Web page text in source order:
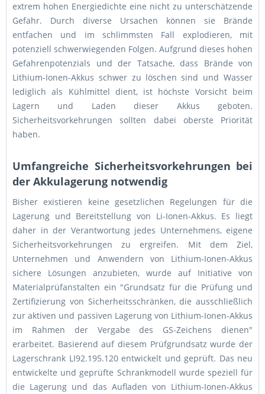
extrem hohen Energiedichte eine nicht zu unterschätzende
Gefahr. Durch diverse Ursachen können sie Brände
entfachen und im schlimmsten Fall explodieren, mit
potenziell schwerwiegenden Folgen. Aufgrund dieses hohen
Gefahrenpotenzials und der Tatsache, dass Brände von
Lithium-Ionen-Akkus schwer zu löschen sind und Wasser
lediglich als Kühlmittel dient, ist höchste Vorsicht beim
Lagern und Laden dieser Akkus geboten.
Sicherheitsvorkehrungen sollten dabei oberste Priorität
haben.
Umfangreiche Sicherheitsvorkehrungen bei
der Akkulagerung notwendig
Bisher existieren keine gesetzlichen Regelungen für die
Lagerung und Bereitstellung von Li-Ionen-Akkus. Es liegt
daher in der Verantwortung jedes Unternehmens, eigene
Sicherheitsvorkehrungen zu ergreifen. Mit dem Ziel,
Unternehmen und Anwendern von Lithium-Ionen-Akkus
sichere Lösungen anzubieten, wurde auf Initiative von
Materialprüfanstalten ein "Grundsatz für die Prüfung und
Zertifizierung von Sicherheitsschränken, die ausschließlich
zur aktiven und passiven Lagerung von Lithium-Ionen-Akkus
im Rahmen der Vergabe des GS-Zeichens dienen"
erarbeitet. Basierend auf diesem Prüfgrundsatz wurde der
Lagerschrank LI92.195.120 entwickelt und geprüft. Das neu
entwickelte und geprüfte Schrankmodell wurde speziell für
die Lagerung und das Aufladen von Lithium-Ionen-Akkus